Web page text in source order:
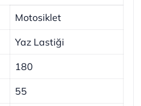
Motosiklet
Yaz Lastiği
180
55